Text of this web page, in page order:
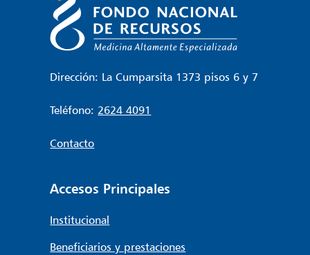
Dirección: La Cumparsita 1373 pisos 6 y 7
Teléfono: 2624 4091
Contacto
Accesos Principales
Institucional
Beneficiarios y prestaciones